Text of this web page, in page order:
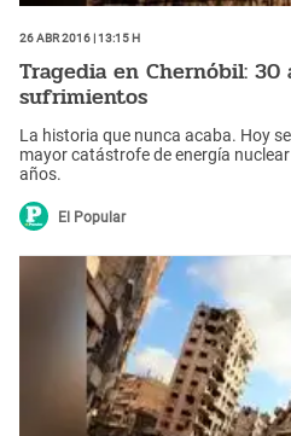
26 Abr 2016 | 13:15 h
Tragedia en Chernóbil:
sufrimientos
La historia que nunca acaba. Hoy
mayor catástrofe de energía
años.
El Popular